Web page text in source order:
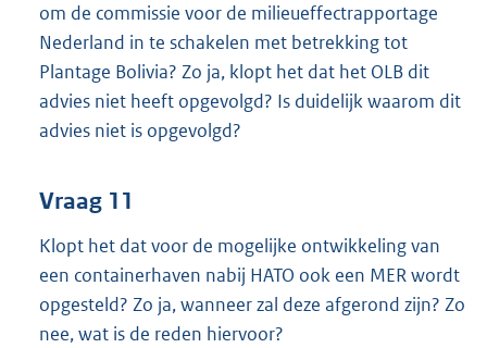
om de commissie voor de milieueffectrapportage
Nederland in te schakelen met betrekking tot
Plantage Bolivia? Zo ja, klopt het dat het OLB dit
advies niet heeft opgevolgd? Is duidelijk waarom dit
advies niet is opgevolgd?
Vraag 11
Klopt het dat voor de mogelijke ontwikkeling van
een containerhaven nabij HATO ook een MER wordt
opgesteld? Zo ja, wanneer zal deze afgerond zijn? Zo
nee, wat is de reden hiervoor?